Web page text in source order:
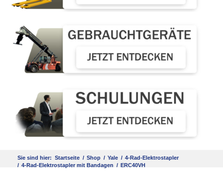
Sie sind hier: Startseite / Shop / Yale / 4-Rad-Elektrostapler
/ 4-Rad-Elektrostapler mit Bandagen / ERC40VH